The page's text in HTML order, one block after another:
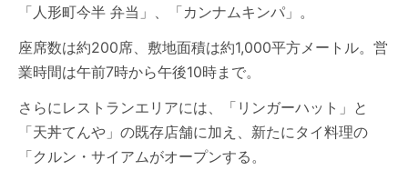
「人形町今半 弁当」、「カンナムキンパ」。
座席数は約200席、敷地面積は約1,000平方メートル。営
業時間は午前7時から午後10時まで。
さらにレストランエリアには、「リンガーハット」と
「天丼てんや」の既存店舗に加え、新たにタイ料理の
「クルン・サイアムがオープンする。